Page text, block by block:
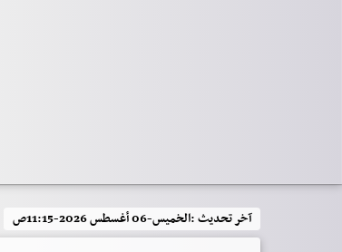
آخر تحديث :الخميس-06 أغسطس 2026-11:15ص